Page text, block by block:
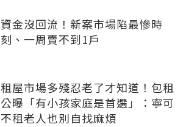
資金沒回流！新案市場陷最慘時
刻、一周賣不到1戶
租屋市場多殘忍老了才知道！包租
公曝「有小孩家庭是首選」：寧可
不租老人也別自找麻煩